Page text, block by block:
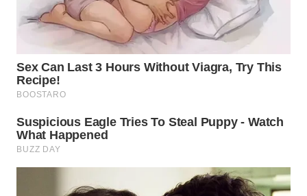
WN
TEBING
WN
PAKPAK
WN
KARAWANG